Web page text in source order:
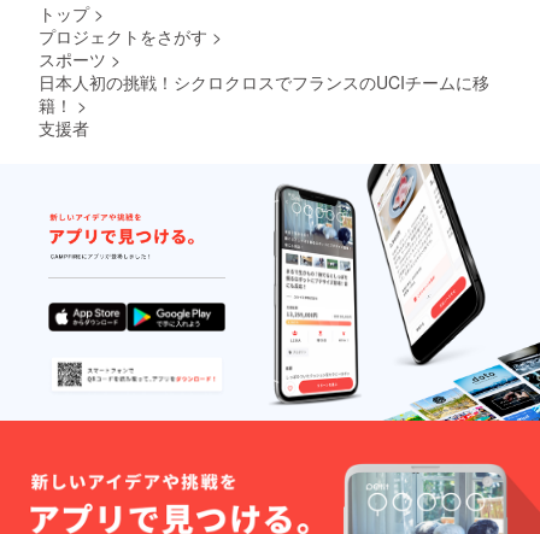
トップ >
プロジェクトをさがす >
スポーツ >
日本人初の挑戦！シクロクロスでフランスのUCIチームに移
籍！ >
支援者